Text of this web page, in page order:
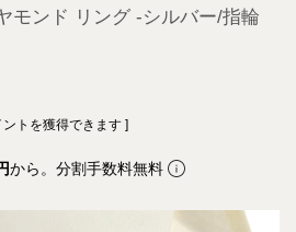
モンド リング -シルバー/指輪
ントを獲得できます ]
から。分割手数料無料